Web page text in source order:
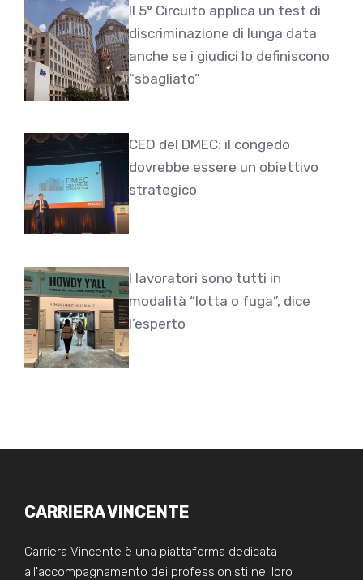
Il 5° Circuito applica un test di
discriminazione di lunga data
anche se i giudici lo definiscono
“sbagliato”
CEO del DMEC: il congedo
dovrebbe essere un obiettivo
strategico
I lavoratori sono tutti in
modalità “lotta o fuga”, dice
l’esperto
CARRIERA VINCENTE
Carriera Vincente è una piattaforma dedicata
all'accompagnamento dei professionisti nel loro